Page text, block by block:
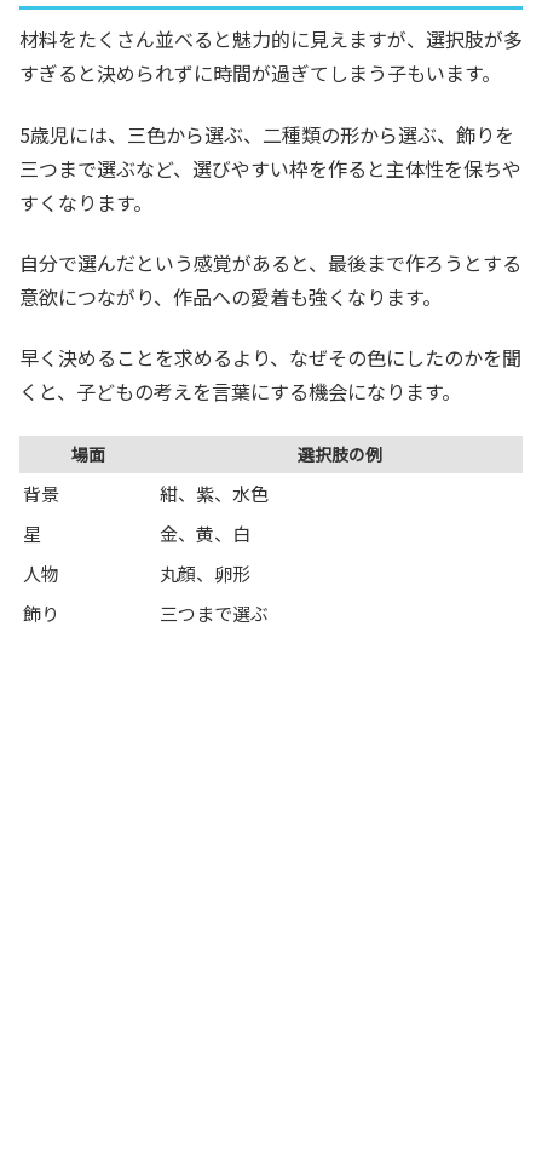
材料をたくさん並べると魅力的に見えますが、選択肢が多
すぎると決められずに時間が過ぎてしまう子もいます。
5歳児には、三色から選ぶ、二種類の形から選ぶ、飾りを
三つまで選ぶなど、選びやすい枠を作ると主体性を保ちや
すくなります。
自分で選んだという感覚があると、最後まで作ろうとする
意欲につながり、作品への愛着も強くなります。
早く決めることを求めるより、なぜその色にしたのかを聞
くと、子どもの考えを言葉にする機会になります。
場面 選択肢の例
背景
紺、紫、水色
星
金、黄、白
人物
丸顔、卵形
飾り
三つまで選ぶ